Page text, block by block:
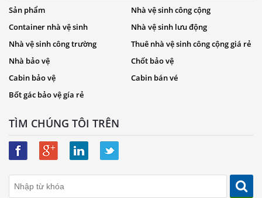
Sản phẩm
Nhà vệ sinh công cộng
Container nhà vệ sinh
Nhà vệ sinh lưu động
Nhà vệ sinh công trường
Thuê nhà vệ sinh công cộng giá rẻ
Nhà bảo vệ
Chốt bảo vệ
Cabin bảo vệ
Cabin bán vé
Bốt gác bảo vệ gía rẻ
TÌM CHÚNG TÔI TRÊN